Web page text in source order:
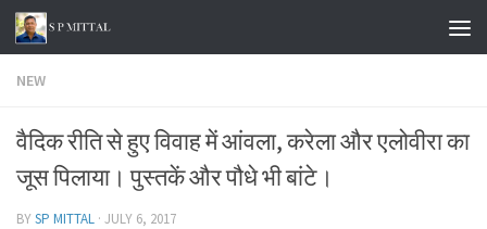
Skip to content
NEW
वैदिक रीति से हुए विवाह में आंवला, करेला और एलोवीरा का
जूस पिलाया। पुस्तकें और पौधे भी बांटे।
BYSP MITTAL · JULY 6, 2017